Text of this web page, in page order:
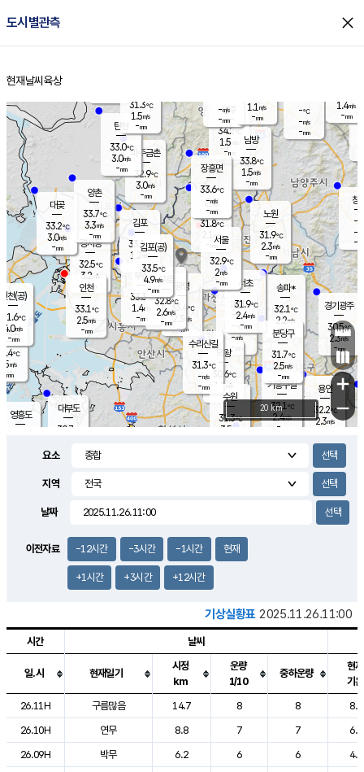
도시별관측 close
홈
현재날씨 육상
의도
℃
m/s
mm
영흥도
양주
34.2℃
1.5
-mm
과천
- ℃
-m/s
- mm
용인
32.2℃
2.3m/s
경기광주
30.5℃
2.3m/s
-mm
3.4m/s
대부도
30.7
경서동
32.5℃
3.2 m/s
-mm
파주금촌
32.9℃
3.0m/s
-mm
-℃
-m/s
-mm
대곶
33.2℃
3.0m/s
-mm
창
-
-m/
-
탄현
33.0℃
3.0m/s
-mm
1.4m/s
-mm
의왕
30.6℃
1.1m/s
mm
김포
33.1℃
1.2 m/s
mm
광명
33.4 ℃
2.3 m/s
-mm
부천
33.3℃
1.4m/s
-mm
양촌
33.7℃
3.3m/s
-mm
구로
32.8℃
2.6m/s
-mm
은평
31.8℃
2.1 m/s
- mm
노원
31.9℃
2.3m/s
-mm
송파*
32.1℃
2.2m/s
-mm
서초
31.9℃
2.4m/s
-mm
남방
33.8℃
1.5m/s
-mm
기흥구갈
32.1℃
2.4m/s
-
수리산길
31.3℃
-m/s
-mm
분당구
31.7℃
2.5m/s
-mm
장흥면
33.6℃
-m/s
-mm
-m/s
-mm
인천(공)
31.6℃
4.0m/s
-mm
김포(공)
33.5℃
4.9m/s
-mm
수원
31.3℃
3.5 m/s
인천
33.1℃
2.5m/s
-mm
서울
32.9℃
2m/s
-mm
31.3℃
1.5m/s
-mm
1.1 m/s
-mm
+
−
20 km
요소
지역
날짜
이전자료 -12시간 -3시간 -1시간 현재
+1시간 +3시간 +12시간
기상실황표 2025.11.26.11:00
도시별 기상실황표로 지점, 날씨, 기온, 강수, 바람, 기압등을 안내한 표입
시간 날씨
일.시 현재일기
시정
km
운량
1/10
중하운량
현재
기온
26.11H
구름많음 14.7 8 8
8.2
26.10H
연무 8.8 7 7
6.6
26.09H
박무 6.2 6 6
4.0